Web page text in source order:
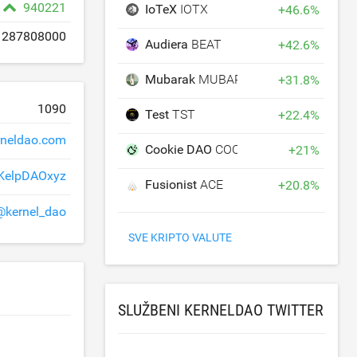
940221
287808000
1090
IoTeX IOTX +46.6%
Audiera BEAT +42.6%
Mubarak MUBARAK +31.8%
TestTST +22.4%
Cookie DAO COOKIE +21%
FusionistACE +20.8%
SVE KRIPTO VALUTE
SLUŽBENI KERNELDAO TWITTER